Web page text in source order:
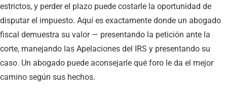
estrictos, y perder el plazo puede costarle la oportunidad de
disputar el impuesto. Aquí es exactamente donde un abogado
fiscal demuestra su valor — presentando la petición ante la
corte, manejando las Apelaciones del IRS y presentando su
caso. Un abogado puede aconsejarle qué foro le da el mejor
camino según sus hechos.